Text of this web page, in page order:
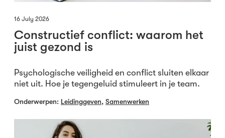
16 July 2026
Constructief conflict: waarom het
juist gezond is
Psychologische veiligheid en conflict sluiten elkaar
niet uit. Hoe je tegengeluid stimuleert in je team.
Onderwerpen: Leidinggeven, Samenwerken